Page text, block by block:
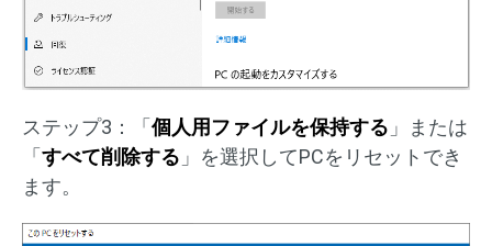
ステップ3：「 個人用ファイルを保持する 」または
「 すべて削除する 」を選択してPCをリセットでき
ます。